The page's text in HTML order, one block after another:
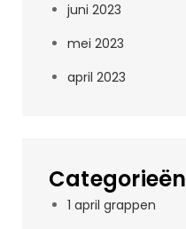
juni 2023
mei 2023
april 2023
Categorieën
1 april grappen